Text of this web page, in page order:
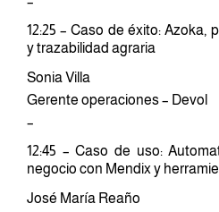
12:25 – Caso de éxito: Azoka,
y trazabilidad agraria
Sonia Villa
Gerente operaciones – Devol
–
12:45 – Caso de uso:
negocio con Mendix y
José María Reaño